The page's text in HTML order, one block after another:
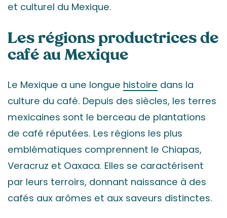
et culturel du Mexique.
Les régions productrices de
café au Mexique
Le Mexique a une longue histoire dans la
culture du café. Depuis des siècles, les terres
mexicaines sont le berceau de plantations
de café réputées. Les régions les plus
emblématiques comprennent le Chiapas,
Veracruz et Oaxaca. Elles se caractérisent
par leurs terroirs, donnant naissance à des
cafés aux arômes et aux saveurs distinctes.